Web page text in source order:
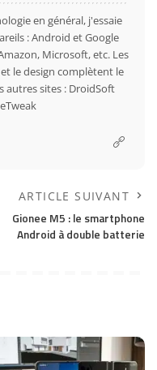
en général, j'essaie
: Android et Google
Microsoft, etc. Les
le design complètent le
autres sites : DroidSoft
ARTICLE SUIVANT
Gionee M5 : le smartphone
Android à double batterie